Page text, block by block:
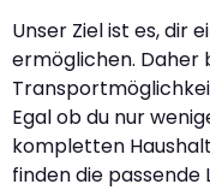
Unser Ziel ist es, dir
ermöglichen. Daher
Egal ob du nur
kompletten
finden die passende